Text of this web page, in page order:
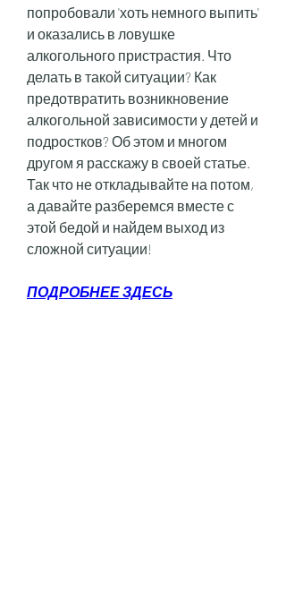
попробовали 'хоть немного выпить'
и оказались в ловушке
алкогольного пристрастия. Что
делать в такой ситуации? Как
предотвратить возникновение
алкогольной зависимости у детей и
подростков? Об этом и многом
другом я расскажу в своей статье.
Так что не откладывайте на потом,
а давайте разберемся вместе с
этой бедой и найдем выход из
сложной ситуации!
ПОДРОБНЕЕ ЗДЕСЬ